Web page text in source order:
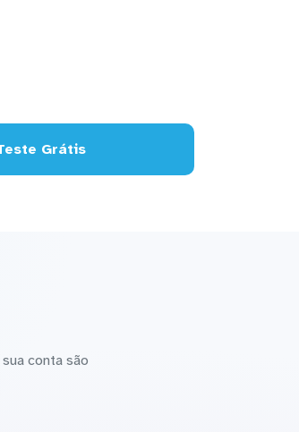
Grátis
conta são